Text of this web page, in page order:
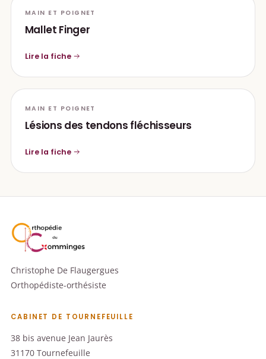
MAIN ET POIGNET
Mallet Finger
Lire la fiche
MAIN ET POIGNET
Lésions des tendons fléchisseurs
Lire la fiche
Christophe De Flaugergues
Orthopédiste-orthésiste
CABINET DE TOURNEFEUILLE
38 bis avenue Jean Jaurès
31170 Tournefeuille